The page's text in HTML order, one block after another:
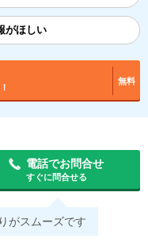
がほしい
無料
電話でお問合せ
すぐに問合せる
がスムーズです